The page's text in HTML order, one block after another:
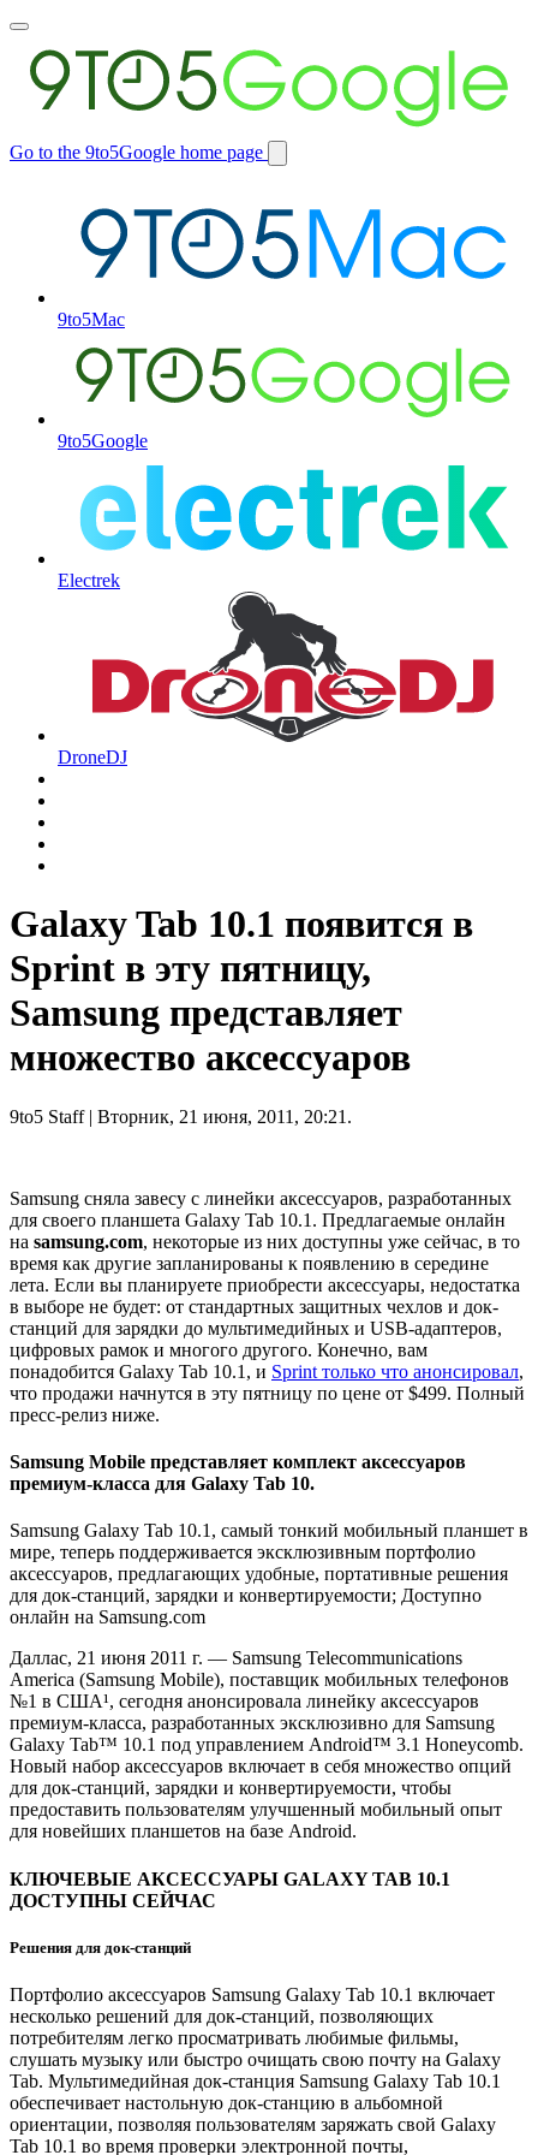
Toggle
main
menu
Go to the 9to5Google home page
Switch
9to5Mac
9to5Google
Electrek
DroneDJ
Galaxy Tab 10.1 появится в
Sprint в эту пятницу,
Samsung представляет
множество аксессуаров
9to5 Staff| Вторник, 21 июня, 2011, 20:21.
Samsung сняла завесу с линейки аксессуаров, разработанных
для своего планшета Galaxy Tab 10.1. Предлагаемые онлайн
на samsung.com, некоторые из них доступны уже сейчас, в то
время как другие запланированы к появлению в середине
лета. Если вы планируете приобрести аксессуары, недостатка
в выборе не будет: от стандартных защитных чехлов и док-
станций для зарядки до мультимедийных и USB-адаптеров,
цифровых рамок и многого другого. Конечно, вам
понадобится Galaxy Tab 10.1, и Sprint только что анонсировал,
что продажи начнутся в эту пятницу по цене от $499. Полный
пресс-релиз ниже.
Samsung Mobile представляет комплект аксессуаров
премиум-класса для Galaxy Tab 10.
Samsung Galaxy Tab 10.1, самый тонкий мобильный планшет в
мире, теперь поддерживается эксклюзивным портфолио
аксессуаров, предлагающих удобные, портативные решения
для док-станций, зарядки и конвертируемости; Доступно
онлайн на Samsung.com
Даллас, 21 июня 2011 г. — Samsung Telecommunications
America (Samsung Mobile), поставщик мобильных телефонов
№1 в США¹, сегодня анонсировала линейку аксессуаров
премиум-класса, разработанных эксклюзивно для Samsung
Galaxy Tab™ 10.1 под управлением Android™ 3.1 Honeycomb.
Новый набор аксессуаров включает в себя множество опций
для док-станций, зарядки и конвертируемости, чтобы
предоставить пользователям улучшенный мобильный опыт
для новейших планшетов на базе Android.
КЛЮЧЕВЫЕ АКСЕССУАРЫ GALAXY TAB 10.1
ДОСТУПНЫ СЕЙЧАС
Решения для док-станций
Портфолио аксессуаров Samsung Galaxy Tab 10.1 включает
несколько решений для док-станций, позволяющих
потребителям легко просматривать любимые фильмы,
слушать музыку или быстро очищать свою почту на Galaxy
Tab. Мультимедийная док-станция Samsung Galaxy Tab 10.1
обеспечивает настольную док-станцию в альбомной
ориентации, позволяя пользователям заряжать свой Galaxy
Tab 10.1 во время проверки электронной почты,